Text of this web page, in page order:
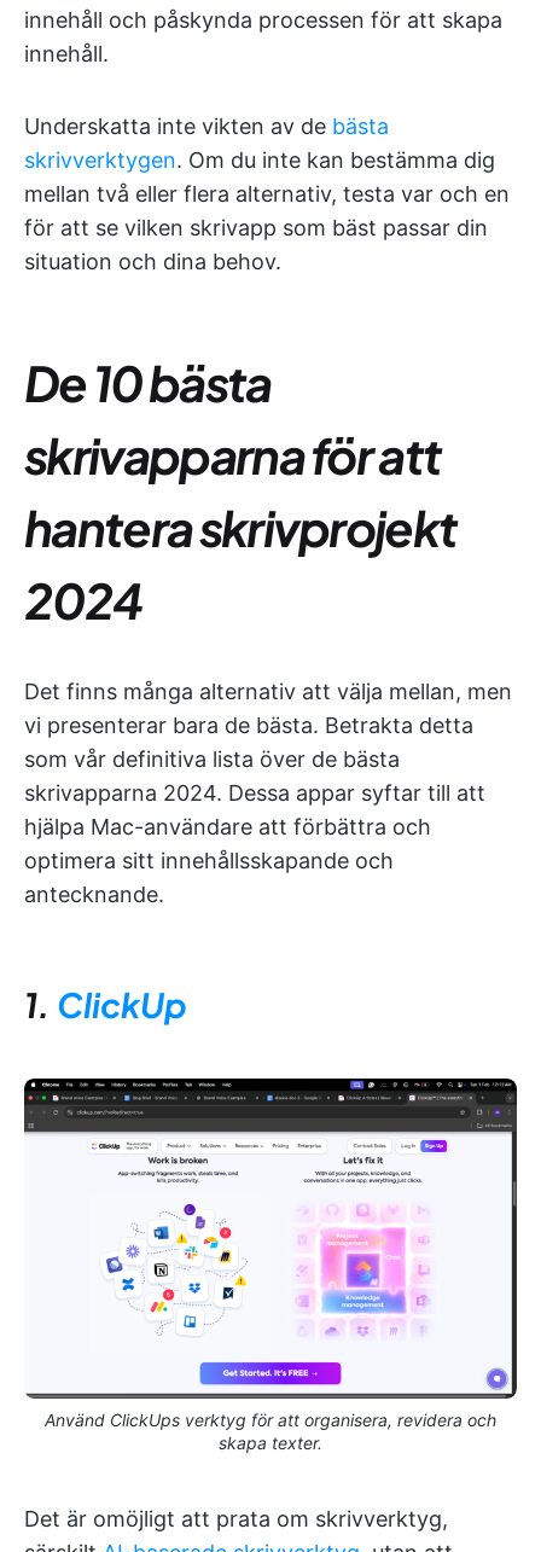
innehåll och påskynda processen för att skapa
innehåll.
Underskatta inte vikten av de bästa
skrivverktygen. Om du inte kan bestämma dig
mellan två eller flera alternativ, testa var och en
för att se vilken skrivapp som bäst passar din
situation och dina behov.
De 10 bästa
skrivapparna för att
hantera skrivprojekt
2024
Det finns många alternativ att välja mellan, men
vi presenterar bara de bästa. Betrakta detta
som vår definitiva lista över de bästa
skrivapparna 2024. Dessa appar syftar till att
hjälpa Mac-användare att förbättra och
optimera sitt innehållsskapande och
antecknande.
1. ClickUp
Använd ClickUps verktyg för att organisera, revidera och
skapa texter.
Det är omöjligt att prata om skrivverktyg,